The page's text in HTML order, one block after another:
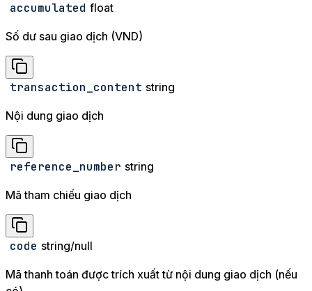
accumulated float
Số dư sau giao dịch (VND)
transaction_content string
Nội dung giao dịch
reference_number string
Mã tham chiếu giao dịch
code string/null
Mã thanh toán được trích xuất từ nội dung giao dịch (nếu